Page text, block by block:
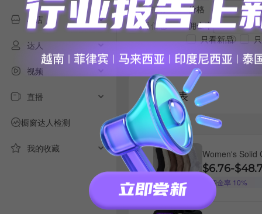
小店
达人
视频
直播
橱窗达人检测
我的收藏
母婴用品
儿童时
核心指标
价格
商品信息 佣金率
只看新品
商品列表
商品
Women's Solid
Casual Comfy
Outfits 2024,
Daily Wear,
$6.76-
佣金率 10%